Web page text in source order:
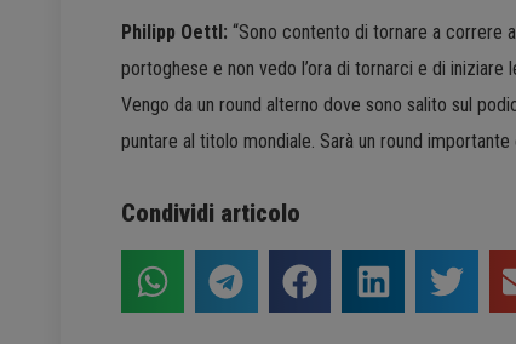
Philipp Oettl: “Sono contento di tornare a correre
portoghese e non vedo l’ora di tornarci e di iniziare
Vengo da un round alterno dove sono salito sul
puntare al titolo mondiale. Sarà un round
Condividi articolo